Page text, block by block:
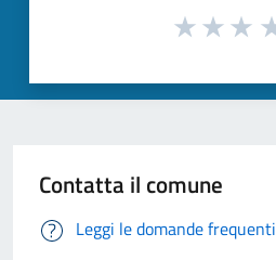
Contatta il comune
Leggi le domande frequenti